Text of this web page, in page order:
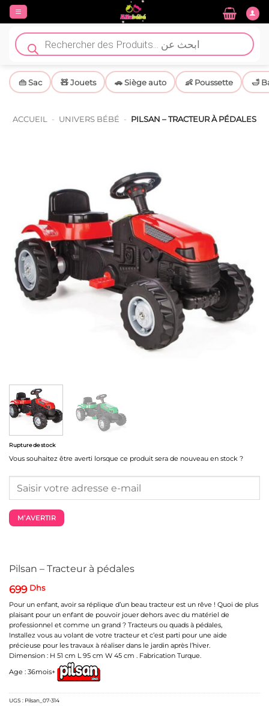
Passer
contenu
Recherche
de
produits
👜 Sac 🧸 Jouets 🚗 Siège auto 👶 Poussette 🛁
ACCUEIL - UNIVERS BÉBÉ - PILSAN – TRACTEUR À PÉDALES
Pilsan – Tracteur à pédales
699 Dhs
Pour un enfant, avoir sa réplique d’un beau tracteur est un rêve ! Quoi de plus
plaisant pour un enfant de pouvoir jouer dehors avec du matériel de
professionnel et comme un grand ? Tracteurs ou quads à pédales,
Installez vous au volant de votre tracteur et c’est parti pour une aide
précieuse pour les travaux à réaliser dans le jardin après l’hiver.
Dimension : H 51 cm L 95 cm W 45 cm . Fabrication Turque.
Age : 36mois+
Rupture de stock
Vous souhaitez être averti lorsque ce produit sera de nouveau en stock ?
M’AVERTIR
UGS : Pilsan_07-314